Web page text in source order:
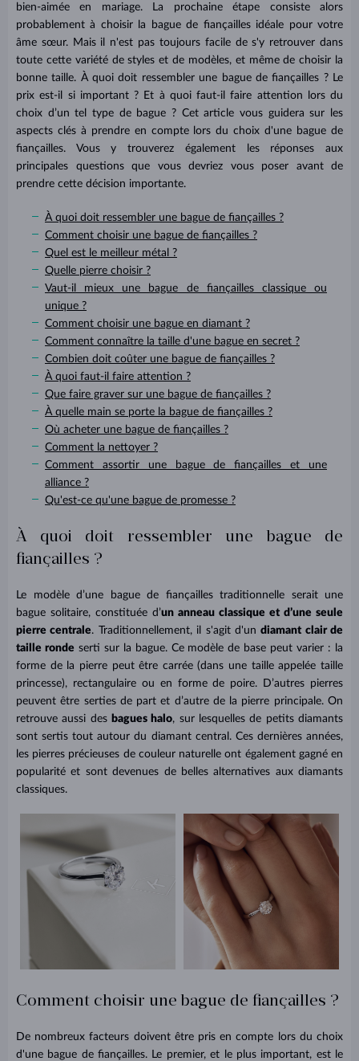
bien-aimée en mariage. La prochaine étape consiste alors
probablement à choisir la bague de fiançailles idéale pour votre
âme sœur. Mais il n'est pas toujours facile de s'y retrouver dans
toute cette variété de styles et de modèles, et même de choisir la
bonne taille. À quoi doit ressembler une bague de fiançailles ? Le
prix est-il si important ? Et à quoi faut-il faire attention lors du
choix d’un tel type de bague ? Cet article vous guidera sur les
aspects clés à prendre en compte lors du choix d'une bague de
fiançailles. Vous y trouverez également les réponses aux
principales questions que vous devriez vous poser avant de
prendre cette décision importante.
À quoi doit ressembler une bague de fiançailles ?
Comment choisir une bague de fiançailles ?
Quel est le meilleur métal ?
Quelle pierre choisir ?
Vaut-il mieux une bague de fiançailles classique ou
unique ?
Comment choisir une bague en diamant ?
Comment connaître la taille d'une bague en secret ?
Combien doit coûter une bague de fiançailles ?
À quoi faut-il faire attention ?
Que faire graver sur une bague de fiançailles ?
À quelle main se porte la bague de fiançailles ?
Où acheter une bague de fiançailles ?
Comment la nettoyer ?
Comment assortir une bague de fiançailles et une
alliance ?
Qu'est-ce qu'une bague de promesse ?
À quoi doit ressembler une bague de
fiançailles ?
Le modèle d’une bague de fiançailles traditionnelle serait une
bague solitaire, constituée d’un anneau classique et d’une seule
pierre centrale. Traditionnellement, il s'agit d'undiamant clair de
taille ronde serti sur la bague. Ce modèle de base peut varier : la
forme de la pierre peut être carrée (dans une taille appelée taille
princesse), rectangulaire ou en forme de poire. D’autres pierres
peuvent être serties de part et d’autre de la pierre principale. On
retrouve aussi des bagues halo, sur lesquelles de petits diamants
sont sertis tout autour du diamant central. Ces dernières années,
les pierres précieuses de couleur naturelle ont également gagné en
popularité et sont devenues de belles alternatives aux diamants
classiques.
Comment choisir une bague de fiançailles ?
De nombreux facteurs doivent être pris en compte lors du choix
d'une bague de fiançailles. Le premier, et le plus important, est le